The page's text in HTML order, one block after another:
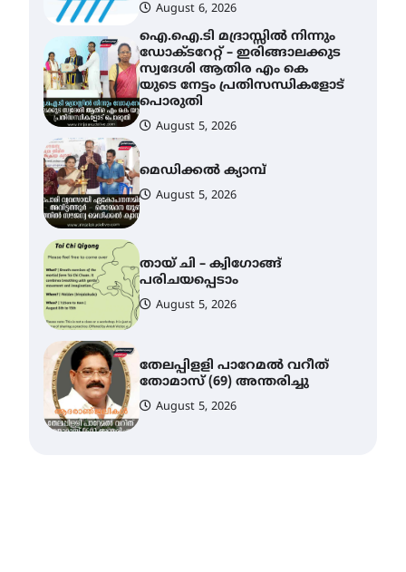
പൊരുതി
August 5, 2026
മെഡിക്കൽ ക്യാമ്പ്
August 5, 2026
തായ് ചി – ക്വിഗോങ്ങ്
പരിചയപ്പെടാം
തേലപ്പിളളി പാറേമൽ വറീത്
തോമാസ് (69) അന്തരിച്ചു
August 5, 2026
സർഗ്ഗസാഹിതി-
കവിതാസംഗമം 2026 കവിതാ
ചർച്ച കാട്ടൂർ, ടി. കെ. ബാലൻ
ഹാളിൽ 16ന്